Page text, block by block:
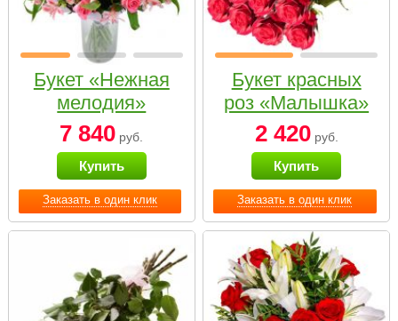
Заказать в один клик
Букет «Нежная
мелодия»
7 840 руб.
Купить
Заказать в один клик
Букет красных
роз «Малышка»
2 420руб.
Купить